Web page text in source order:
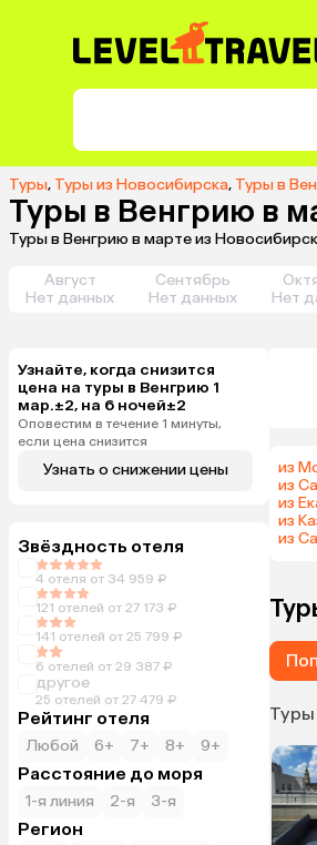
Туры, Туры из Новосибирска, Туры в
Туры в Венгрию в
Туры в Венгрию в марте из
Август
Нет данных
Сентябрь
Нет данных
Нет
Узнайте, когда снизится
цена на туры в Венгрию 1
мар.±2, на 6 ночей±2
Оповестим в течение 1 минуты,
если цена снизится
Узнать о снижении цены
Звёздность отеля
4 отеля от 34 959 ₽
121 отелей от 27 173 ₽
141 отелей от 25 799 ₽
6 отелей от 29 387 ₽
другое
25 отелей от 27 479 ₽
Рейтинг отеля
Любой 6+ 7+ 8+ 9+
Расстояние до моря
1-я линия 2-я 3-я
Регион
из
из
из
из
из
Туры